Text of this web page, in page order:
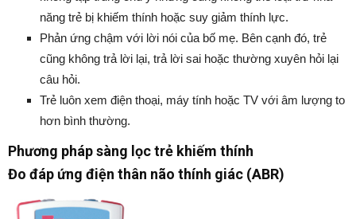
năng trẻ bị khiếm thính hoặc suy giảm thính lực.
Phản ứng chậm với lời nói của bố mẹ. Bên cạnh đó, trẻ
cũng không trả lời lại, trả lời sai hoặc thường xuyên hỏi lại
câu hỏi.
Trẻ luôn xem điện thoại, máy tính hoặc TV với âm lượng to
hơn bình thường.
Phương pháp sàng lọc trẻ khiếm thính
Đo đáp ứng điện thân não thính giác (ABR)